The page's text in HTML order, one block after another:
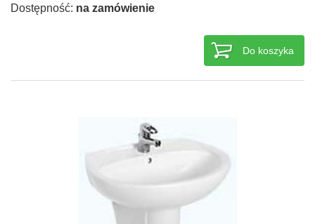
Dostępność: na zamówienie
Do koszyka